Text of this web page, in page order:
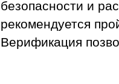
безопасности и
рекомендуется
Верификация